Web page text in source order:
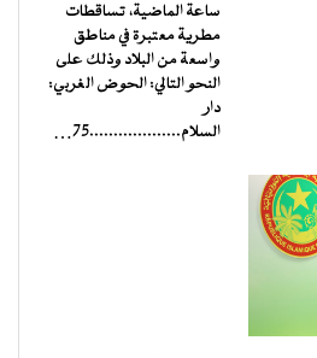
ساعة الماضية، تساقطات
مطرية معتبرة في مناطق
واسعة من البلاد وذلك على
النحو التالي: الحوض الغربي:
دار
السلام...................75…